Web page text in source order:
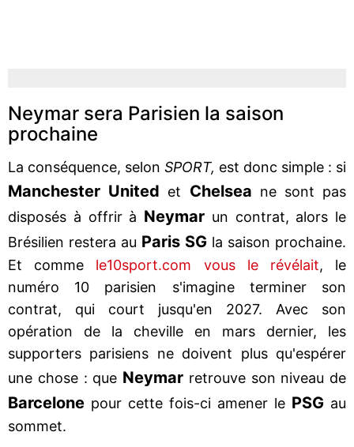
Neymar sera Parisien la saison
prochaine
La conséquence, selon SPORT, est donc simple : si
Manchester United et Chelsea ne sont pas
disposés à offrir à Neymar un contrat, alors le
Brésilien restera au Paris SG la saison prochaine.
Et comme le10sport.com vous le révélait, le
numéro 10 parisien s'imagine terminer son
contrat, qui court jusqu'en 2027. Avec son
opération de la cheville en mars dernier, les
supporters parisiens ne doivent plus qu'espérer
une chose : que Neymar retrouve son niveau de
Barcelone pour cette fois-ci amener le PSG au
sommet.